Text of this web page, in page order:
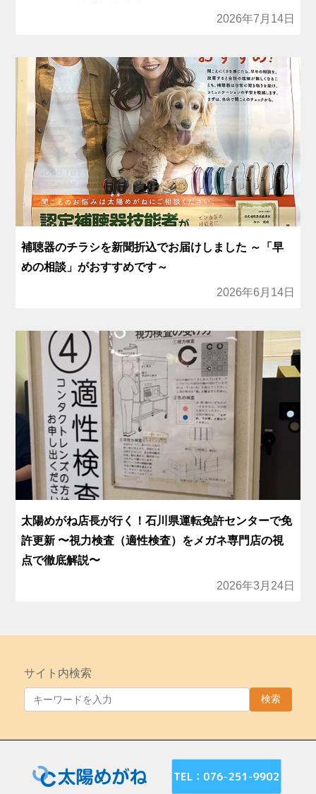
2026年7月14日
補聴器のチラシを新聞折込でお届けしました ～「早
めの相談」がおすすめです～
2026年6月14日
太陽めがね店長が行く！石川県運転免許センターで免
許更新 〜視力検査（適性検査）をメガネ専門店の視
点で徹底解説〜
2026年3月24日
サイト内検索
検索